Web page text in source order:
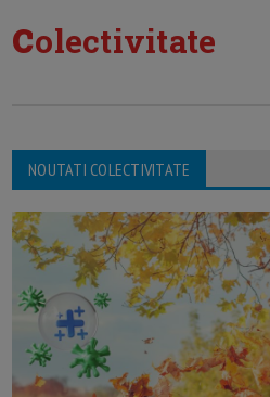
colectivitate
NOUTATI COLECTIVITATE